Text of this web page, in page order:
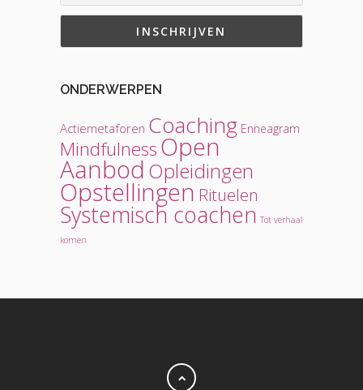
ONDERWERPEN
Actiemetaforen Coaching Enneagram
MindfulnessOpen
Aanbod Opleidingen
Opstellingen Rituelen
Systemisch coachen Tot verhaal
komen